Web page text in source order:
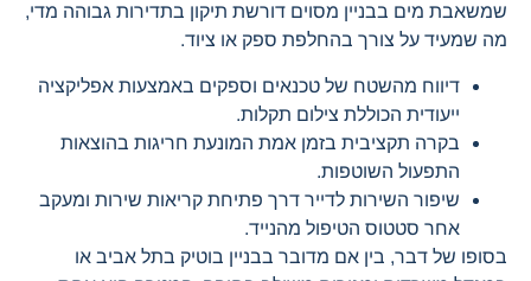
שמשאבת מים בבניין מסוים דורשת תיקון בתדירות גבוהה מדי,
מה שמעיד על צורך בהחלפת ספק או ציוד.
דיווח מהשטח של טכנאים וספקים באמצעות אפליקציה
ייעודית הכוללת צילום תקלות.
בקרה תקציבית בזמן אמת המונעת חריגות בהוצאות
התפעול השוטפות.
שיפור השירות לדייר דרך פתיחת קריאות שירות ומעקב
אחר סטטוס הטיפול מהנייד.
בסופו של דבר, בין אם מדובר בבניין בוטיק בתל אביב או